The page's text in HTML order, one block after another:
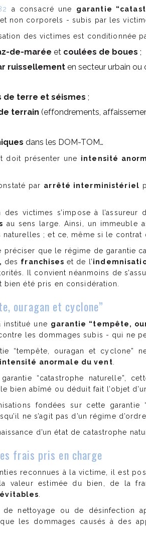
a consacré une garantie
non corporels - subis par les
des victimes est conditionnée
de-marée et coulées de boues ;
ruissellementen secteur urbain ou
terre et séismes ;
terrain (effondrements,
dans les DOM-TOM…
doit présenter une intensité
par arrêté interministériel
des victimes s’impose à
au sens large. Ainsi, un immeuble
; et ce, même si le contrat
préciser que le régime de garantie
des franchises et de l’
Il convient néanmoins de
bien été pris en considération.
ouragan et cyclone”
institué une garantie “tempête,
les dommages subis - qui ne
“tempête, ouragan et cyclone”
anormale du vent
“catastrophe naturelle”,
bien abîmé ou déduit fait l’objet
fondées sur cette garantie
ne s’agit pas d’un régime
d’un état de catastrophe
frais pris en charge
reconnues à la victime, il est
valeur estimée du bien, de la
de nettoyage ou de désinfection
que les dommages causés à des